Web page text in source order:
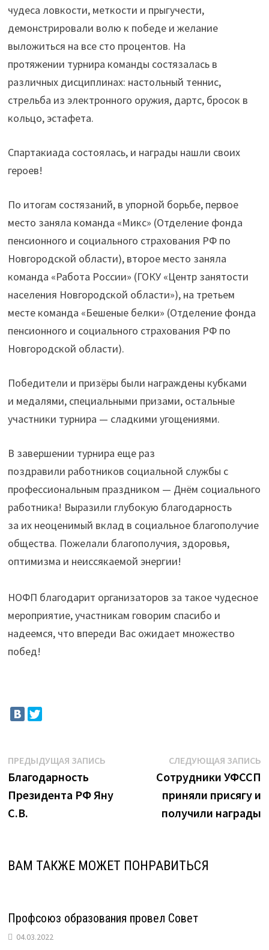
чудеса ловкости, меткости и прыгучести,
демонстрировали волю к победе и желание
выложиться на все сто процентов. На
протяжении турнира команды состязалась в
различных дисциплинах: настольный теннис,
стрельба из электронного оружия, дартс, бросок в
кольцо, эстафета.
Спартакиада состоялась, и награды нашли своих
героев!
По итогам состязаний, в упорной борьбе, первое
место заняла команда «Микс» (Отделение фонда
пенсионного и социального страхования РФ по
Новгородской области), второе место заняла
команда «Работа России» (ГОКУ «Центр занятости
населения Новгородской области»), на третьем
месте команда «Бешеные белки» (Отделение фонда
пенсионного и социального страхования РФ по
Новгородской области).
Победители и призёры были награждены кубками
и медалями, специальными призами, остальные
участники турнира — сладкими угощениями.
В завершении турнира еще раз
поздравили работников социальной службы с
профессиональным праздником — Днём социального
работника! Выразили глубокую благодарность
за их неоценимый вклад в социальное благополучие
общества. Пожелали благополучия, здоровья,
оптимизма и неиссякаемой энергии!
НОФП благодарит организаторов за такое чудесное
мероприятие, участникам говорим спасибо и
надеемся, что впереди Вас ожидает множество
побед!
Навигация
по
записям
ПРЕДЫДУЩАЯ ЗАПИСЬ
Благодарность
Президента РФ Яну
С.В.
СЛЕДУЮЩАЯ ЗАПИСЬ
Сотрудники УФССП
приняли присягу и
получили награды
ВАМ ТАКЖЕ МОЖЕТ ПОНРАВИТЬСЯ
Профсоюз образования провел Совет
04.03.2022